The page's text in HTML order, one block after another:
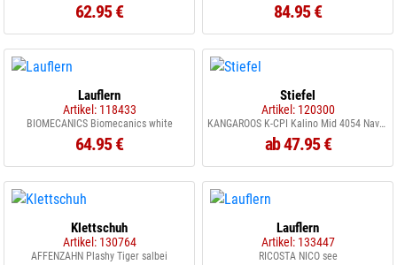
62.95 € 84.95 €
Lauflern
Artikel: 118433
BIOMECANICS Biomecanics white
64.95 €
Stiefel
Artikel: 120300
KANGAROOS K-CPI Kalino Mid 4054 Navy/Lime
ab 47.95 €
Klettschuh
Artikel: 130764
AFFENZAHN Plashy Tiger salbei
Lauflern
Artikel: 133447
RICOSTA NICO see